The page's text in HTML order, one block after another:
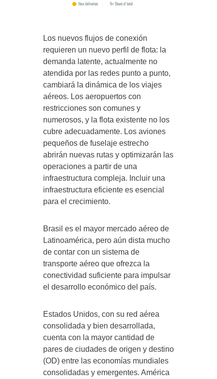
Los nuevos flujos de conexión
requieren un nuevo perfil de flota: la
demanda latente, actualmente no
atendida por las redes punto a punto,
cambiará la dinámica de los viajes
aéreos. Los aeropuertos con
restricciones son comunes y
numerosos, y la flota existente no los
cubre adecuadamente. Los aviones
pequeños de fuselaje estrecho
abrirán nuevas rutas y optimizarán las
operaciones a partir de una
infraestructura compleja. Incluir una
infraestructura eficiente es esencial
para el crecimiento.
Brasil es el mayor mercado aéreo de
Latinoamérica, pero aún dista mucho
de contar con un sistema de
transporte aéreo que ofrezca la
conectividad suficiente para impulsar
el desarrollo económico del país.
Estados Unidos, con su red aérea
consolidada y bien desarrollada,
cuenta con la mayor cantidad de
pares de ciudades de origen y destino
(OD) entre las economías mundiales
consolidadas y emergentes. América